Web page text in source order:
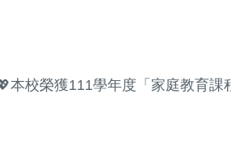
本校榮獲111學年度「家庭教育